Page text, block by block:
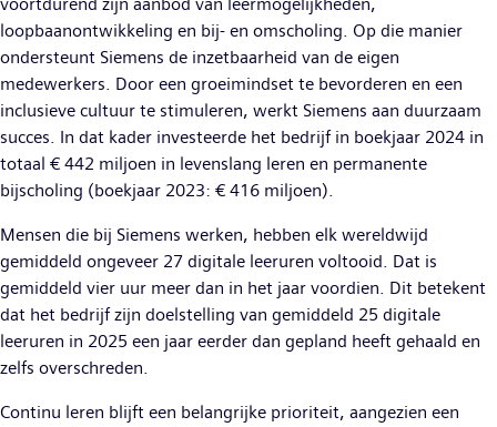
voortdurend zijn aanbod van leermogelijkheden,
loopbaanontwikkeling en bij- en omscholing. Op die manier
ondersteunt Siemens de inzetbaarheid van de eigen
medewerkers. Door een groeimindset te bevorderen en een
inclusieve cultuur te stimuleren, werkt Siemens aan duurzaam
succes. In dat kader investeerde het bedrijf in boekjaar 2024 in
totaal € 442 miljoen in levenslang leren en permanente
bijscholing (boekjaar 2023: € 416 miljoen).
Mensen die bij Siemens werken, hebben elk wereldwijd
gemiddeld ongeveer 27 digitale leeruren voltooid. Dat is
gemiddeld vier uur meer dan in het jaar voordien. Dit betekent
dat het bedrijf zijn doelstelling van gemiddeld 25 digitale
leeruren in 2025 een jaar eerder dan gepland heeft gehaald en
zelfs overschreden.
Continu leren blijft een belangrijke prioriteit, aangezien een